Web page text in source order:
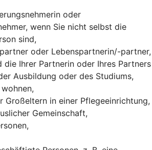
oder
wenn Sie nicht selbst die
sind,
oder Lebenspartnerin/-partner,
die Ihrer Partnerin oder Ihres Partners
Ausbildung oder des Studiums,
Großeltern in einer Pflegeeinrichtung,
Gemeinschaft,